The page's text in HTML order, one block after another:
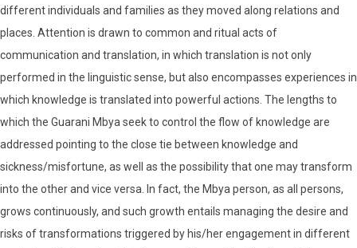
different individuals and families as they moved along relations and
places. Attention is drawn to common and ritual acts of
communication and translation, in which translation is not only
performed in the linguistic sense, but also encompasses experiences in
which knowledge is translated into powerful actions. The lengths to
which the Guarani Mbya seek to control the flow of knowledge are
addressed pointing to the close tie between knowledge and
sickness/misfortune, as well as the possibility that one may transform
into the other and vice versa. In fact, the Mbya person, as all persons,
grows continuously, and such growth entails managing the desire and
risks of transformations triggered by his/her engagement in different